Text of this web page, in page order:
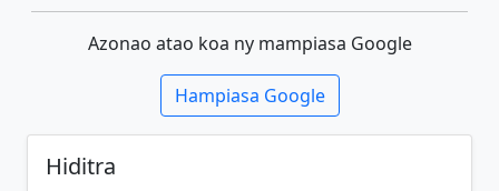
Azonao atao koa ny mampiasa Google
Hampiasa Google
Hiditra